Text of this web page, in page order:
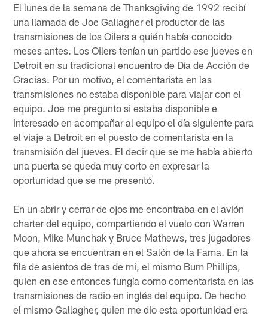
El lunes de la semana de Thanksgiving de 1992 recibí
una llamada de Joe Gallagher el productor de las
transmisiones de los Oilers a quién había conocido
meses antes. Los Oilers tenían un partido ese jueves en
Detroit en su tradicional encuentro de Día de Acción de
Gracias. Por un motivo, el comentarista en las
transmisiones no estaba disponible para viajar con el
equipo. Joe me pregunto si estaba disponible e
interesado en acompañar al equipo el día siguiente para
el viaje a Detroit en el puesto de comentarista en la
transmisión del jueves. El decir que se me había abierto
una puerta se queda muy corto en expresar la
oportunidad que se me presentó.
En un abrir y cerrar de ojos me encontraba en el avión
charter del equipo, compartiendo el vuelo con Warren
Moon, Mike Munchak y Bruce Mathews, tres jugadores
que ahora se encuentran en el Salón de la Fama. En la
fila de asientos de tras de mi, el mismo Bum Phillips,
quien en ese entonces fungía como comentarista en las
transmisiones de radio en inglés del equipo. De hecho
el mismo Gallagher, quien me dio esta oportunidad era